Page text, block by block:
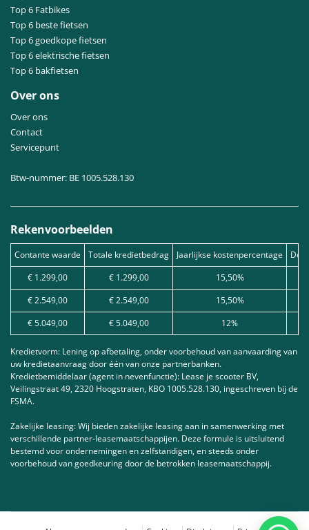
Top 6 Fatbikes
Top 6 beste fietsen
Top 6 goedkope fietsen
Top 6 elektrische fietsen
Top 6 bakfietsen
Over ons
Over ons
Contact
Servicepunt
Btw-nummer: BE 1005.528.130
Rekenvoorbeelden
Contante waarde Totale kredietbedrag Jaarlijkse kostenpercentage
€ 1.299,00
€ 1.299,00
15,50%
€ 2.549,00
€ 2.549,00
15,50%
€ 5.049,00
€ 5.049,00 12%
Kredietvorm: Lening op afbetaling, onder voorbehoud van aanvaarding van
uw kredietaanvraag door één van onze partnerbanken.
Kredietbemiddelaar (agent in nevenfunctie): Lease je scooter BV,
Veilingstraat 49, 2320 Hoogstraten, KBO 1005.528.130, ingeschreven bij de
FSMA.
Zakelijke leasing: Wij bieden zakelijke leasing aan in samenwerking met
verschillende partner-leasemaatschappijen. Deze formule is uitsluitend
bestemd voor ondernemingen en zelfstandigen, en steeds onder
voorbehoud van goedkeuring door de betrokken leasemaatschappij.